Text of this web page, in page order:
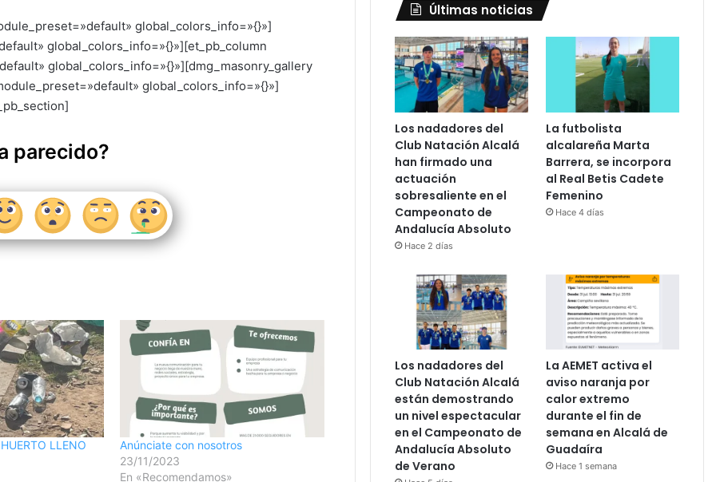
global_colors_info=»{}»]
global_colors_info=»{}»][et_pb_column
global_colors_info=»{}»][dmg_masonry_gallery
global_colors_info=»{}»]
parecido?
LLENO
Anúnciate con nosotros
23/11/2023
En «Recomendamos»
Últimas noticias
Los nadadores del
Club Natación Alcalá
han firmado una
actuación
sobresaliente en el
Campeonato de
Andalucía Absoluto
Hace 2 días
La futbolista
alcalareña Marta
Barrera, se incorpora
al Real Betis Cadete
Femenino
Hace 4 días
Los nadadores del
Club Natación Alcalá
están demostrando
un nivel espectacular
en el Campeonato de
Andalucía Absoluto
de Verano
La AEMET activa el
aviso naranja por
calor extremo
durante el fin de
semana en Alcalá de
Guadaíra
Hace 1 semana